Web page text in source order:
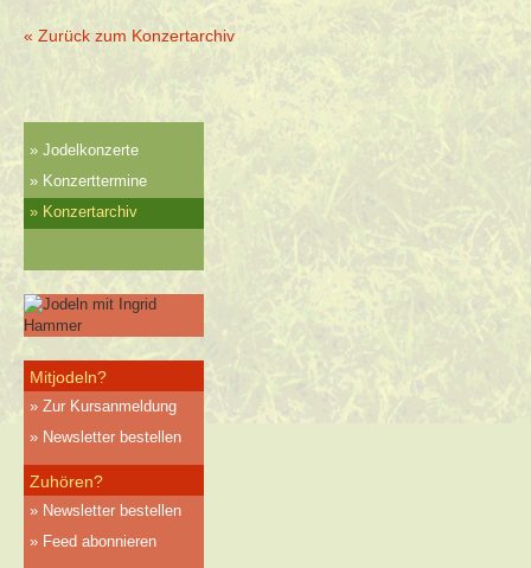
Jodelkonzerte
Konzerttermine
Konzertarchiv
Mitjodeln?
Zur Kursanmeldung
Newsletter bestellen
Zuhören?
Newsletter bestellen
Feed abonnieren
« Zurück zum Konzertarchiv